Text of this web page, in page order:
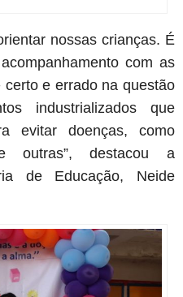
nossas crianças. É
com as
e errado na questão
industrializados que
evitar doenças, como
outras”, destacou a
de Educação, Neide